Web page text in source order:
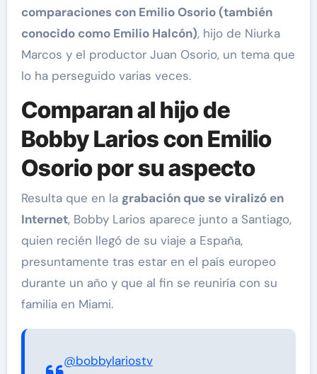
comparaciones con Emilio Osorio (también
conocido como Emilio Halcón), hijo de Niurka
Marcos y el productor Juan Osorio, un tema que
lo ha perseguido varias veces.
Comparan al hijo de
Bobby Larios con Emilio
Osorio por su aspecto
Resulta que en la grabación que se viralizó en
Internet, Bobby Larios aparece junto a Santiago,
quien recién llegó de su viaje a España,
presuntamente tras estar en el país europeo
durante un año y que al fin se reuniría con su
familia en Miami.
@bobbylariostv